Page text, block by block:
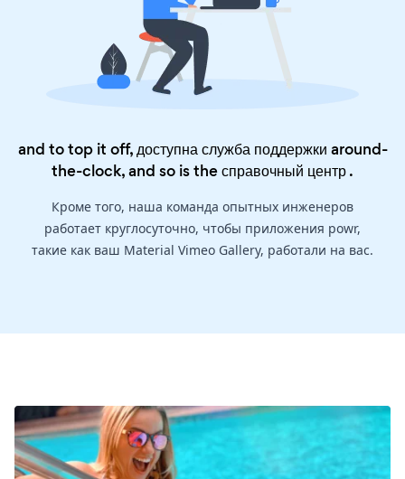
and to top it off, доступна служба поддержки around-
the-clock, and so is theсправочный центр.
Кроме того, наша команда опытных инженеров
работает круглосуточно, чтобы приложения powr,
такие как ваш Material Vimeo Gallery, работали на вас.